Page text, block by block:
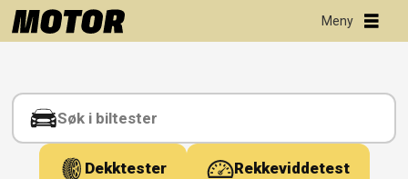
Tag:
podkast
Dekktester Rekkeviddetest